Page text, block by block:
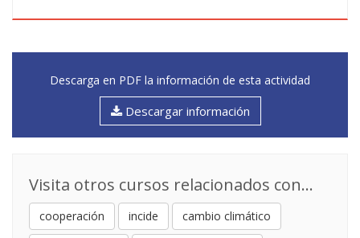
Descarga en PDF la información de esta actividad
Descargar información
Visita otros cursos relacionados con...
cooperación incide cambio climático